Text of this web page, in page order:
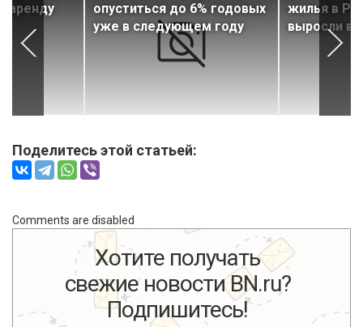
аренду
опуститься до 6% годовых
уже в следующем году
жилья в
выросли в
Поделитесь этой статьей:
Comments are disabled
Хотите получать
свежие новости BN.ru?
Подпишитесь!